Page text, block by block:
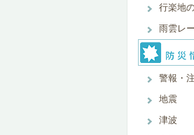
行楽地
雨雲レ
警報・
地震
津波